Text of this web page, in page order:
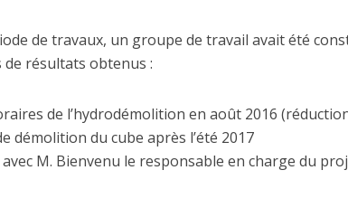
de travaux, un groupe de travail avait été
de résultats obtenus :
de l’hydrodémolition en août 2016
démolition du cube après l’été 2017
M. Bienvenu le responsable en charge du